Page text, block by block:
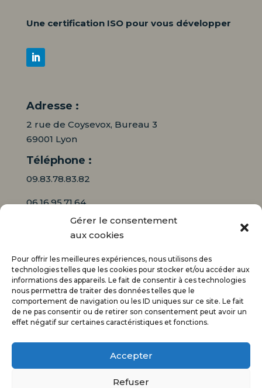
Gérer le consentement
aux cookies
Pour offrir les meilleures expériences, nous utilisons des
technologies telles que les cookies pour stocker et/ou accéder aux
informations des appareils. Le fait de consentir à ces technologies
nous permettra de traiter des données telles que le
comportement de navigation ou les ID uniques sur ce site. Le fait
de ne pas consentir ou de retirer son consentement peut avoir un
effet négatif sur certaines caractéristiques et fonctions.
Accepter
Refuser
Une certification ISO pour vous développer
Adresse :
2 rue de Coysevox, Bureau 3
69001 Lyon
Téléphone :
09.83.78.83.82
06.16.95.71.64
E-mail*